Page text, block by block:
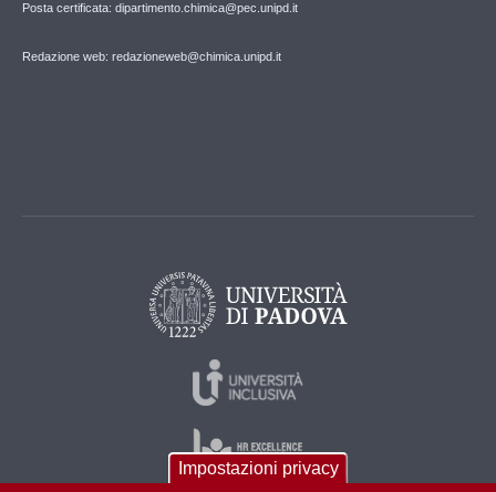
Posta certificata: dipartimento.chimica@pec.unipd.it
Redazione web: redazioneweb@chimica.unipd.it
Impostazioni privacy